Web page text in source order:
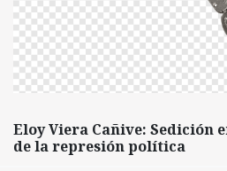
Eloy Viera Cañive: Sedición
de la represión política